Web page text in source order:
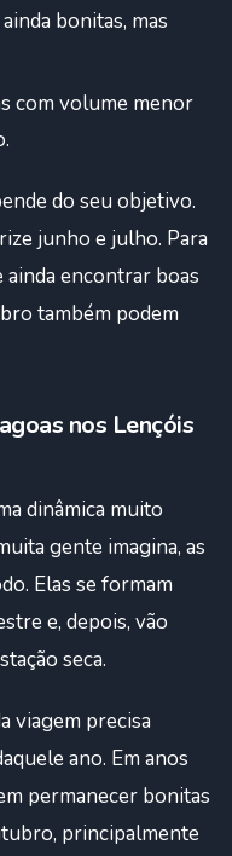
bonitas, mas
com volume menor
do seu objetivo.
junho e julho. Para
encontrar boas
também podem
nos Lençóis
dinâmica muito
gente imagina, as
Elas se formam
e, depois, vão
seca.
viagem precisa
ano. Em anos
permanecer bonitas
principalmente